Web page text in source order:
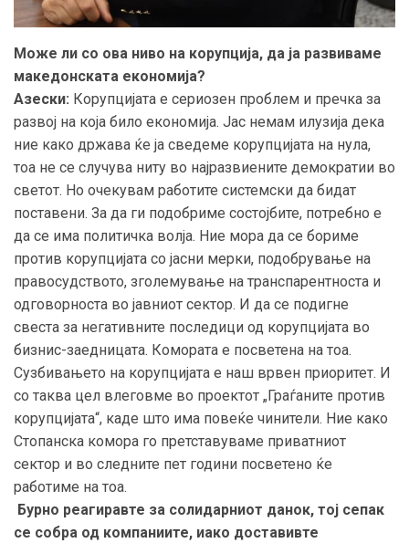
Може ли со ова ниво на корупција, да ја развиваме
македонската економија?
Азески: Корупцијата е сериозен проблем и пречка за
развој на која било економија. Јас немам илузија дека
ние како држава ќе ја сведеме корупцијата на нула,
тоа не се случува ниту во најразвиените демократии во
светот. Но очекувам работите системски да бидат
поставени. За да ги подобриме состојбите, потребно е
да се има политичка волја. Ние мора да се бориме
против корупцијата со јасни мерки, подобрување на
правосудството, зголемување на транспарентноста и
одговорноста во јавниот сектор. И да се подигне
свеста за негативните последици од корупцијата во
бизнис-заедницата. Комората е посветена на тоа.
Сузбивањето на корупцијата е наш врвен приоритет. И
со таква цел влеговме во проектот „Граѓаните против
корупцијата“, каде што има повеќе чинители. Ние како
Стопанска комора го претставуваме приватниот
сектор и во следните пет години посветено ќе
работиме на тоа.
Бурно реагиравте за солидарниот данок, тој сепак
се собра од компаниите, иако доставивте